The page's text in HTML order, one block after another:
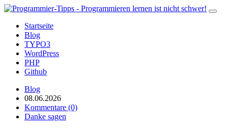
Startseite
Blog
TYPO3
WordPress
PHP
Github
Blog
08.06.2026
Kommentare (0)
Danke sagen